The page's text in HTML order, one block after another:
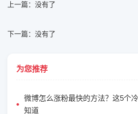
上一篇：没有了
下一篇：没有了
为您推荐
微博怎么涨粉最快的方法？这5个
知道